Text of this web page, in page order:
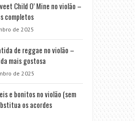
Child O’ Mine no violão –
completos
de 2025
de reggae no violão –
mais gostosa
de 2025
e bonitos no violão (sem
os acordes